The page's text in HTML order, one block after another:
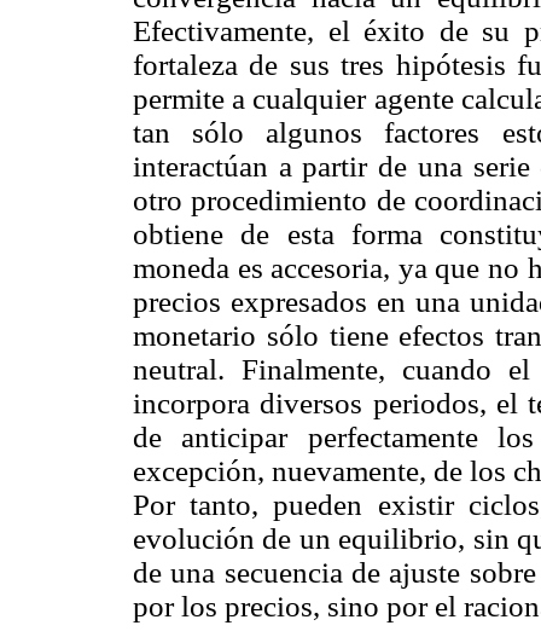
Efectivamente, el éxito de su
fortaleza de sus tres hipótesis
permite a cualquier agente
tan sólo algunos factores
interactúan a partir de una
otro procedimiento de
obtiene de esta forma
moneda es accesoria, ya que
precios expresados en una
monetario sólo tiene efectos
neutral. Finalmente, cuando
incorpora diversos periodos, el
de anticipar perfectamente
excepción, nuevamente, de los
Por tanto, pueden existir
evolución de un equilibrio, sin
de una secuencia de ajuste
por los precios, sino por el